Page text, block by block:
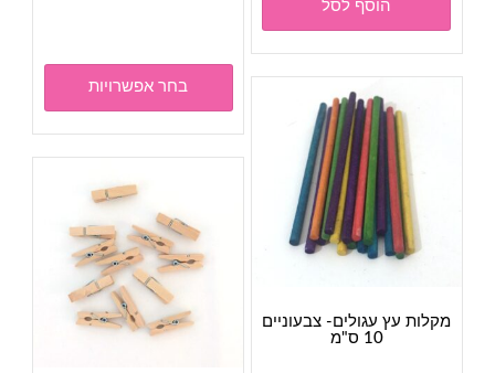
הוסף לסל
בחר אפשרויות
מקלות עץ עגולים- צבעוניים
10 ס"מ